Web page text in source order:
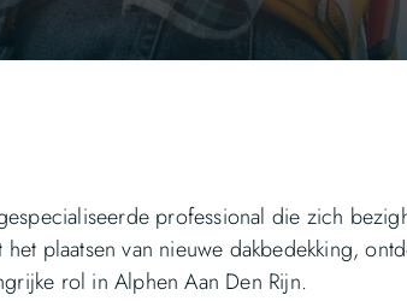
professional die zich
plaatsen van nieuwe dakbedekking,
rol in Alphen Aan Den Rijn.